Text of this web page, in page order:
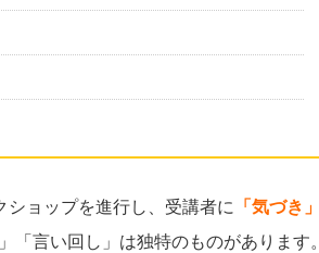
ショップを進行し、受講者に 「気づき」
言い回し」は独特のものがあります。